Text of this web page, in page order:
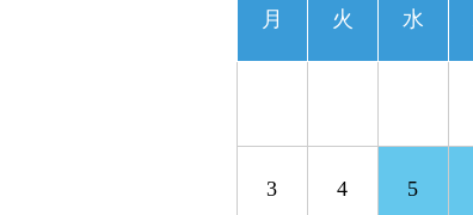
月 火 水
3 4 5